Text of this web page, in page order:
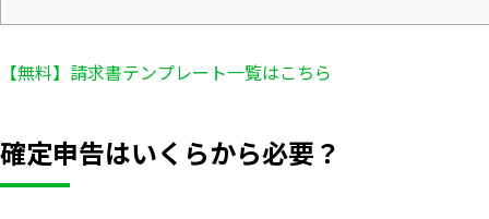
【無料】請求書テンプレート一覧はこちら
確定申告はいくらから必要？